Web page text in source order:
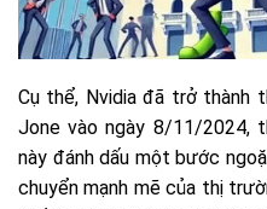
Cụ thể, Nvidia đã trở thành
Jone vào ngày 8/11/2024,
này đánh dấu một bước
chuyển mạnh mẽ của thị